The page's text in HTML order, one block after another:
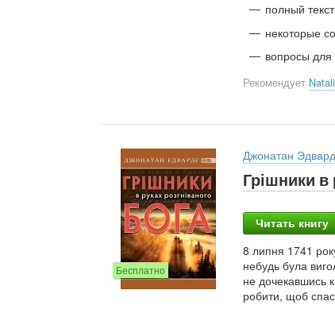
полный
некоторые
вопросы
Рекомендует
Бесплатно
Джонатан
Грішники в
Читать книгу
8 липня 1741
небудь була
не дочекавшись
робити, щоб